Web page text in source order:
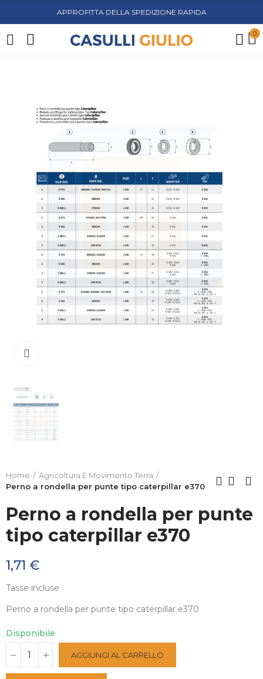
APPROFITTA DELLA SPEDIZIONE RAPIDA
0
Home
Agricoltura E Movimento Terra
Perno a rondella per punte tipo caterpillar e370
Perno a rondella per punte
tipo caterpillar e370
1,71 €
Tasse incluse
Perno a rondella per punte tipo caterpillar e370
Disponibile
AGGIUNGI AL CARRELLO